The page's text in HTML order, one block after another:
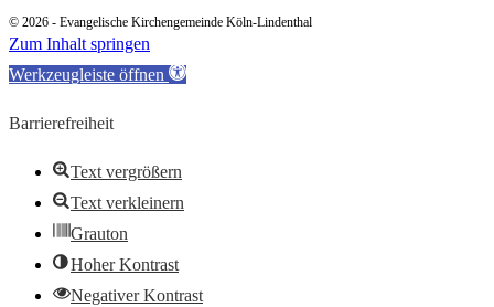
© 2026 - Evangelische Kirchengemeinde Köln-Lindenthal
Zum Inhalt springen
Werkzeugleiste öffnen
Barrierefreiheit
Text vergrößern
Text verkleinern
Grauton
Hoher Kontrast
Negativer Kontrast